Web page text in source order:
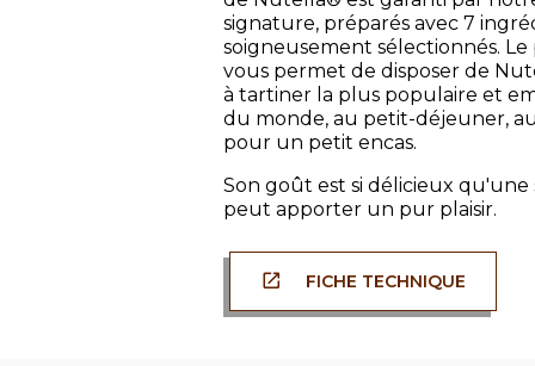
signature, préparés avec 7
soigneusement sélectionnés.
vous permet de disposer de
à tartiner la plus populaire et
du monde, au petit-déjeuner,
pour un petit encas.
Son goût est si délicieux
peut apporter un pur plaisir.
FICHE TECHNIQUE